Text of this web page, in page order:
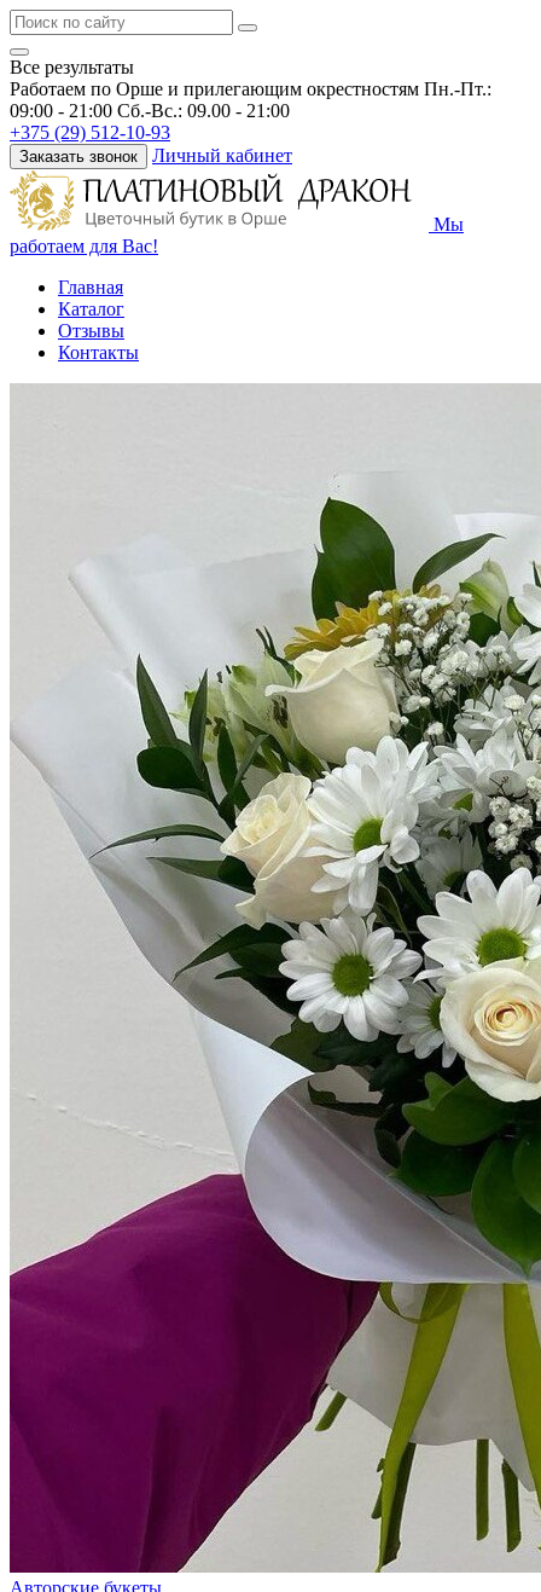
Все результаты
Работаем по Орше и прилегающим окрестностям Пн.-Пт.:
09:00 - 21:00 Сб.-Вс.: 09.00 - 21:00
+375 (29) 512-10-93
Заказать звонок Личный кабинет
Мы
работаем для Вас!
Главная
Каталог
Отзывы
Контакты
Авторские букеты